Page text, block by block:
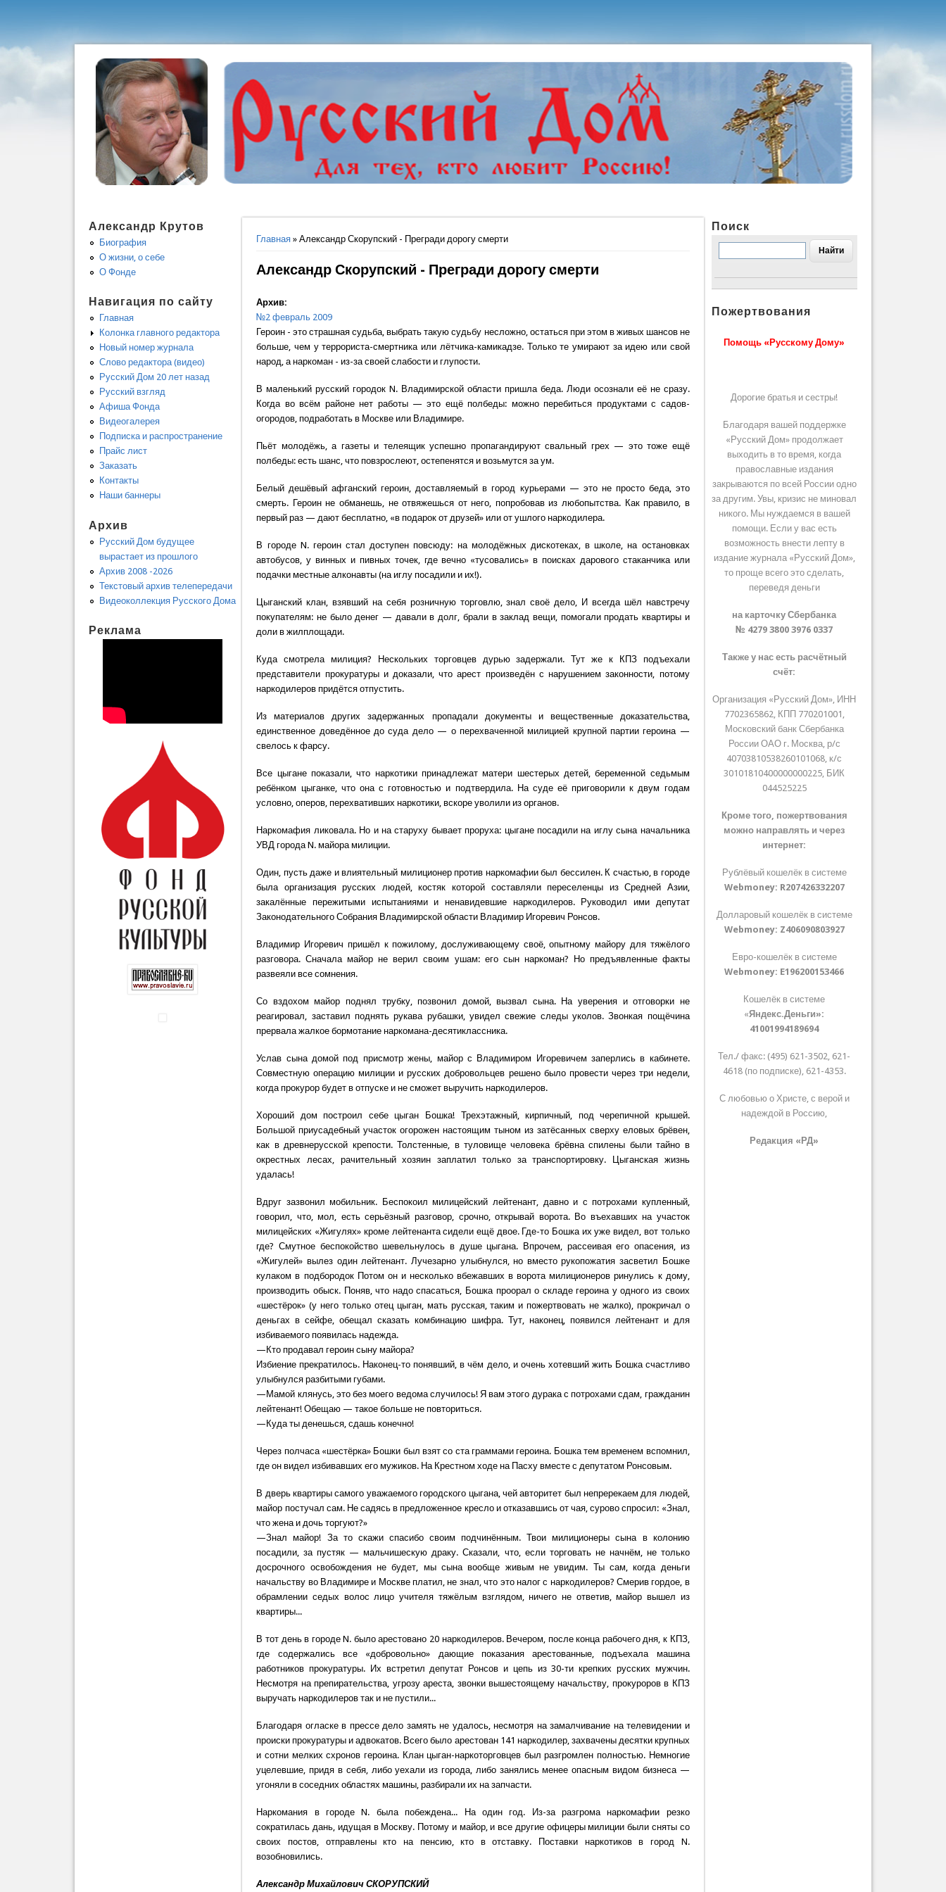
Вы здесь
Главная » Александр Скорупский - Прегради дорогу смерти
Александр Скорупский - Прегради дорогу смерти
Архив:
№2 февраль 2009
Героин - это страшная судьба, выбрать такую судьбу несложно, остаться при этом в живых шансов не
больше, чем у террориста-смертника или лётчика-камикадзе. Только те умирают за идею или свой
народ, а наркоман - из-за своей слабости и глупости.
В маленький русский городок N. Владимирской области пришла беда. Люди осознали её не сразу.
Когда во всём районе нет работы — это ещё полбеды: можно перебиться продуктами с садов-
огородов, подработать в Москве или Владимире.
Пьёт молодёжь, а газеты и телеящик успешно пропагандируют свальный грех — это тоже ещё
полбеды: есть шанс, что повзрослеют, остепенятся и возьмутся за ум.
Белый дешёвый афганский героин, доставляемый в город курьерами — это не просто беда, это
смерть. Героин не обманешь, не отвяжешься от него, попробовав из любопытства. Как правило, в
первый раз — дают бесплатно, «в подарок от друзей» или от ушлого наркодилера.
В городе N. героин стал доступен повсюду: на молодёжных дискотеках, в школе, на остановках
автобусов, у винных и пивных точек, где вечно «тусовались» в поисках дарового стаканчика или
подачки местные алконавты (на иглу посадили и их!).
Цыганский клан, взявший на себя розничную торговлю, знал своё дело, И всегда шёл навстречу
покупателям: не было денег — давали в долг, брали в заклад вещи, помогали продать квартиры и
доли в жилплощади.
Куда смотрела милиция? Нескольких торговцев дурью задержали. Тут же к КПЗ подъехали
представители прокуратуры и доказали, что арест произведён с нарушением законности, потому
наркодилеров придётся отпустить.
Из материалов других задержанных пропадали документы и вещественные доказательства,
единственное доведённое до суда дело — о перехваченной милицией крупной партии героина —
свелось к фарсу.
Все цыгане показали, что наркотики принадлежат матери шестерых детей, беременной седьмым
ребёнком цыганке, что она с готовностью и подтвердила. На суде её приговорили к двум годам
условно, оперов, перехвативших наркотики, вскоре уволили из органов.
Наркомафия ликовала. Но и на старуху бывает проруха: цыгане посадили на иглу сына начальника
УВД города N. майора милиции.
Один, пусть даже и влиятельный милиционер против наркомафии был бессилен. К счастью, в городе
была организация русских людей, костяк которой составляли переселенцы из Средней Азии,
закалённые пережитыми испытаниями и ненавидевшие наркодилеров. Руководил ими депутат
Законодательного Собрания Владимирской области Владимир Игоревич Ронсов.
Владимир Игоревич пришёл к пожилому, дослуживающему своё, опытному майору для тяжёлого
разговора. Сначала майор не верил своим ушам: его сын наркоман? Но предъявленные факты
развеяли все сомнения.
Со вздохом майор поднял трубку, позвонил домой, вызвал сына. На уверения и отговорки не
реагировал, заставил поднять рукава рубашки, увидел свежие следы уколов. Звонкая пощёчина
прервала жалкое бормотание наркомана-десятиклассника.
Услав сына домой под присмотр жены, майор с Владимиром Игоревичем заперлись в кабинете.
Совместную операцию милиции и русских добровольцев решено было провести через три недели,
когда прокурор будет в отпуске и не сможет выручить наркодилеров.
Хороший дом построил себе цыган Бошка! Трехэтажный, кирпичный, под черепичной крышей.
Большой приусадебный участок огорожен настоящим тыном из затёсанных сверху еловых брёвен,
как в древнерусской крепости. Толстенные, в туловище человека брёвна спилены были тайно в
окрестных лесах, рачительный хозяин заплатил только за транспортировку. Цыганская жизнь
удалась!
Вдруг зазвонил мобильник. Беспокоил милицейский лейтенант, давно и с потрохами купленный,
говорил, что, мол, есть серьёзный разговор, срочно, открывай ворота. Во въехавших на участок
милицейских «Жигулях» кроме лейтенанта сидели ещё двое. Где-то Бошка их уже видел, вот только
где? Смутное беспокойство шевельнулось в душе цыгана. Впрочем, рассеивая его опасения, из
«Жигулей» вылез один лейтенант. Лучезарно улыбнулся, но вместо рукопожатия засветил Бошке
кулаком в подбородок Потом он и несколько вбежавших в ворота милиционеров ринулись к дому,
производить обыск. Поняв, что надо спасаться, Бошка проорал о складе героина у одного из своих
«шестёрок» (у него только отец цыган, мать русская, таким и пожертвовать не жалко), прокричал о
деньгах в сейфе, обещал сказать комбинацию шифра. Тут, наконец, появился лейтенант и для
избиваемого появилась надежда.
—Кто продавал героин сыну майора?
Избиение прекратилось. Наконец-то понявший, в чём дело, и очень хотевший жить Бошка счастливо
улыбнулся разбитыми губами.
—Мамой клянусь, это без моего ведома случилось! Я вам этого дурака с потрохами сдам, гражданин
лейтенант! Обещаю — такое больше не повториться.
—Куда ты денешься, сдашь конечно!
Через полчаса «шестёрка» Бошки был взят со ста граммами героина. Бошка тем временем вспомнил,
где он видел избивавших его мужиков. На Крестном ходе на Пасху вместе с депутатом Ронсовым.
В дверь квартиры самого уважаемого городского цыгана, чей авторитет был непререкаем для людей,
майор постучал сам. Не садясь в предложенное кресло и отказавшись от чая, сурово спросил: «Знал,
что жена и дочь торгуют?»
—Знал майор! За то скажи спасибо своим подчинённым. Твои милиционеры сына в колонию
посадили, за пустяк — мальчишескую драку. Сказали, что, если торговать не начнём, не только
досрочного освобождения не будет, мы сына вообще живым не увидим. Ты сам, когда деньги
начальству во Владимире и Москве платил, не знал, что это налог с наркодилеров? Смерив гордое, в
обрамлении седых волос лицо учителя тяжёлым взглядом, ничего не ответив, майор вышел из
квартиры...
В тот день в городе N. было арестовано 20 наркодилеров. Вечером, после конца рабочего дня, к КПЗ,
где содержались все «добровольно» дающие показания арестованные, подъехала машина
работников прокуратуры. Их встретил депутат Ронсов и цепь из 30-ти крепких русских мужчин.
Несмотря на препирательства, угрозу ареста, звонки вышестоящему начальству, прокуроров в КПЗ
выручать наркодилеров так и не пустили...
Благодаря огласке в прессе дело замять не удалось, несмотря на замалчивание на телевидении и
происки прокуратуры и адвокатов. Всего было арестован 141 наркодилер, захвачены десятки крупных
и сотни мелких схронов героина. Клан цыган-наркоторговцев был разгромлен полностью. Немногие
уцелевшие, придя в себя, либо уехали из города, либо занялись менее опасным видом бизнеса —
угоняли в соседних областях машины, разбирали их на запчасти.
Наркомания в городе N. была побеждена... На один год. Из-за разгрома наркомафии резко
сократилась дань, идущая в Москву. Потому и майор, и все другие офицеры милиции были сняты со
своих постов, отправлены кто на пенсию, кто в отставку. Поставки наркотиков в город N.
возобновились.
Александр Михайлович СКОРУПСКИЙ
Александр Крутов
Биография
О жизни, о себе
О Фонде
Навигация по сайту
Главная
Колонка главного редактора
Новый номер журнала
Слово редактора (видео)
Русский Дом 20 лет назад
Русский взгляд
Афиша Фонда
Видеогалерея
Подписка и распространение
Прайс лист
Заказать
Контакты
Наши баннеры
Архив
Русский Дом будущее
вырастает из прошлого
Архив 2008 -2026
Текстовый архив телепередачи
Видеоколлекция Русского Дома
Реклама
Поиск
Пожертвования
Помощь «Русскому Дому»
Дорогие братья и сестры!
Благодаря вашей поддержке
«Русский Дом» продолжает
выходить в то время, когда
православные издания
закрываются по всей России одно
за другим. Увы, кризис не миновал
никого. Мы нуждаемся в вашей
помощи. Если у вас есть
возможность внести лепту в
издание журнала «Русский Дом»,
то проще всего это сделать,
переведя деньги
на карточку Сбербанка
№ 4279 3800 3976 0337
Также у нас есть расчётный
счёт:
Организация «Русский Дом», ИНН
7702365862, КПП 770201001,
Московский банк Сбербанка
России ОАО г. Москва, р/с
40703810538260101068, к/с
30101810400000000225, БИК
044525225
Кроме того, пожертвования
можно направлять и через
интернет:
Рублёвый кошелёк в системе
Webmoney: R207426332207
Долларовый кошелёк в системе
Webmoney: Z406090803927
Евро-кошелёк в системе
Webmoney: E196200153466
Кошелёк в системе
«Яндекс.Деньги»:
41001994189694
Тел./ факс: (495) 621-3502, 621-
4618 (по подписке), 621-4353.
С любовью о Христе, с верой и
надеждой в Россию,
Редакция «РД»